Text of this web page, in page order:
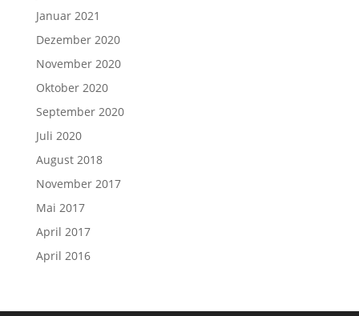
Januar 2021
Dezember 2020
November 2020
Oktober 2020
September 2020
Juli 2020
August 2018
November 2017
Mai 2017
April 2017
April 2016